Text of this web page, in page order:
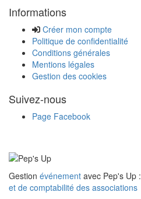
Informations
Créer mon compte
Politique de confidentialité
Conditions générales
Mentions légales
Gestion des cookies
Suivez-nous
Page Facebook
Gestion événement avec Pep's Up :
et de comptabilité des associations